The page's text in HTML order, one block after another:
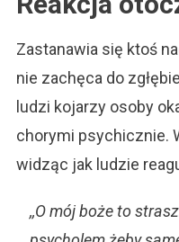
Zastanawia się ktoś
nie zachęca do
ludzi kojarzy osoby
chorymi psychicznie.
widząc jak ludzie
,,O mój boże to